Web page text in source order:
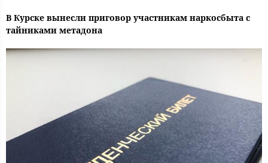
В Курске вынесли приговор участникам наркосбыта с
тайниками метадона